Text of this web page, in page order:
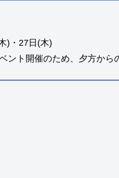
)・27日(木)
ント開催のため、夕方か